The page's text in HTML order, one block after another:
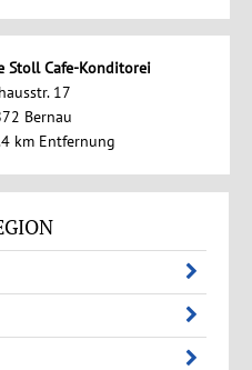
Stoll Cafe-Konditorei
17
Bernau
km Entfernung